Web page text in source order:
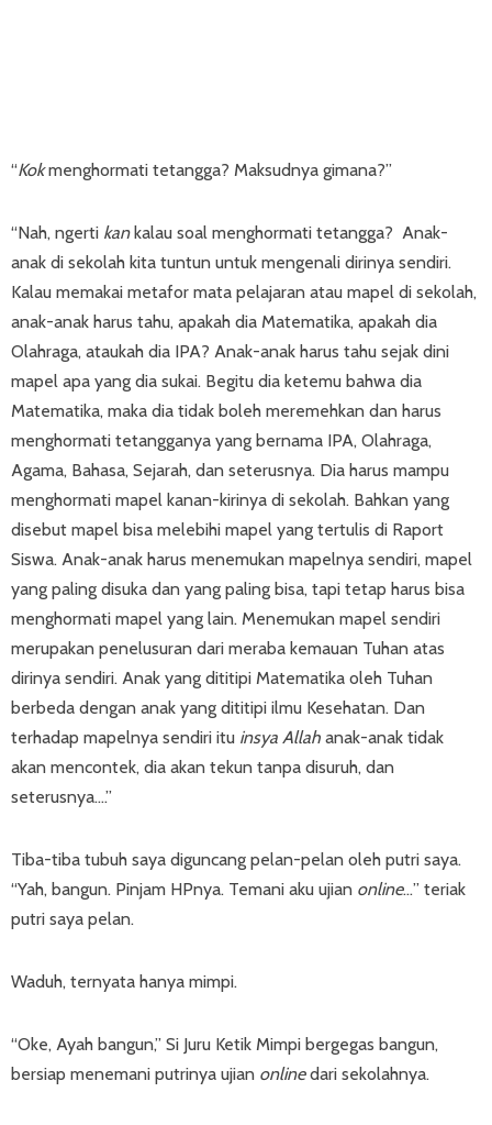
“Kokmenghormati tetangga? Maksudnya gimana?”
“Nah, ngerti kankalau soal menghormati tetangga? Anak-
anak di sekolah kita tuntun untuk mengenali dirinya sendiri.
Kalau memakai metafor mata pelajaran atau mapel di sekolah,
anak-anak harus tahu, apakah dia Matematika, apakah dia
Olahraga, ataukah dia IPA? Anak-anak harus tahu sejak dini
mapel apa yang dia sukai. Begitu dia ketemu bahwa dia
Matematika, maka dia tidak boleh meremehkan dan harus
menghormati tetangganya yang bernama IPA, Olahraga,
Agama, Bahasa, Sejarah, dan seterusnya. Dia harus mampu
menghormati mapel kanan-kirinya di sekolah. Bahkan yang
disebut mapel bisa melebihi mapel yang tertulis di Raport
Siswa. Anak-anak harus menemukan mapelnya sendiri, mapel
yang paling disuka dan yang paling bisa, tapi tetap harus bisa
menghormati mapel yang lain. Menemukan mapel sendiri
merupakan penelusuran dari meraba kemauan Tuhan atas
dirinya sendiri. Anak yang dititipi Matematika oleh Tuhan
berbeda dengan anak yang dititipi ilmu Kesehatan. Dan
terhadap mapelnya sendiri itu insya Allah anak-anak tidak
akan mencontek, dia akan tekun tanpa disuruh, dan
seterusnya….”
Tiba-tiba tubuh saya diguncang pelan-pelan oleh putri saya.
“Yah, bangun. Pinjam HPnya. Temani aku ujian online…” teriak
putri saya pelan.
Waduh, ternyata hanya mimpi.
“Oke, Ayah bangun,” Si Juru Ketik Mimpi bergegas bangun,
bersiap menemani putrinya ujian onlinedari sekolahnya.